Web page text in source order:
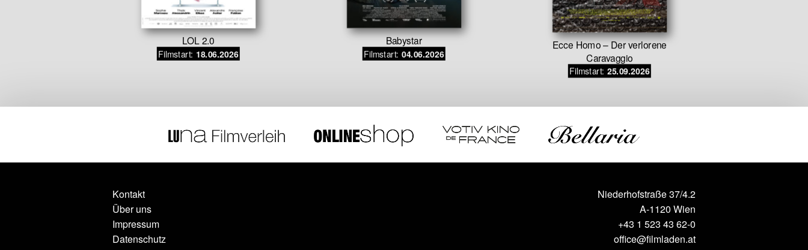
LOL 2.0
Filmstart: 18.06.2026
Babystar
Filmstart: 04.06.2026
Ecce Homo – Der verlorene
Caravaggio
Filmstart: 25.09.2026
Kontakt
Über uns
Impressum
Datenschutz
Niederhofstraße 37/4.2
A-1120 Wien
+43 1 523 43 62-0
office@filmladen.at